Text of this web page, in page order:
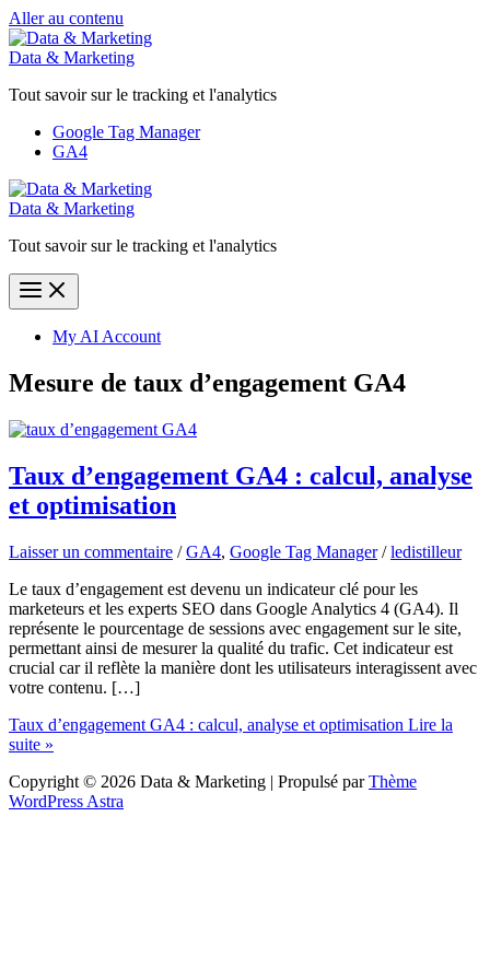
Aller au contenu
Data & Marketing
Tout savoir sur le tracking et l'analytics
Google Tag Manager
GA4
Data & Marketing
Tout savoir sur le tracking et l'analytics
My AI Account
Mesure de taux d’engagement GA4
Taux d’engagement GA4 : calcul, analyse
et optimisation
Laisser un commentaire /GA4, Google Tag Manager/ledistilleur
Le taux d’engagement est devenu un indicateur clé pour les
marketeurs et les experts SEO dans Google Analytics 4 (GA4). Il
représente le pourcentage de sessions avec engagement sur le site,
permettant ainsi de mesurer la qualité du trafic. Cet indicateur est
crucial car il reflète la manière dont les utilisateurs interagissent avec
votre contenu. […]
Taux d’engagement GA4 : calcul, analyse et optimisation Lire la
suite »
Copyright © 2026 Data & Marketing | Propulsé parThème
WordPress Astra